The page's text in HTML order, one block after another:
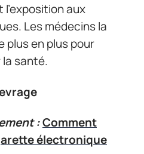
aux
Les médecins la
plus en plus pour
santé.
:Comment
électronique